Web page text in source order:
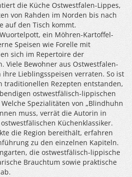
die Küche Ostwestfalen-Lippes,
von Rahden im Norden bis nach
auf den Tisch kommt.
ein Möhren-Kartoffel-
Speisen wie Forelle mit
sich im Repertoire der
Viele Bewohner aus Ostwestfalen-
Lieblingsspeisen verraten. So ist
traditionellen Rezepten entstanden,
ostwestfälisch-lippischen
Spezialitäten von „Blindhuhn
muss, verrät die Autorin in
Küchenklassiker.
die Region bereithält, erfahren
zu den einzelnen Kapiteln.
die ostwestfälisch-lippische
Brauchtum sowie praktische